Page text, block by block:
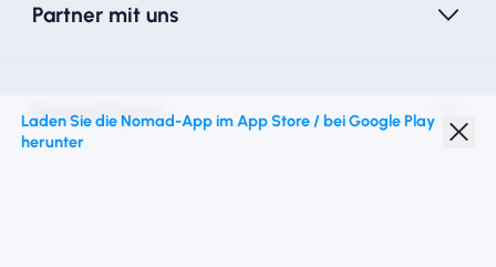
Partner mit uns
Nomad Essim
Laden Sie die Nomad-App im App Store / bei Google Play
herunter